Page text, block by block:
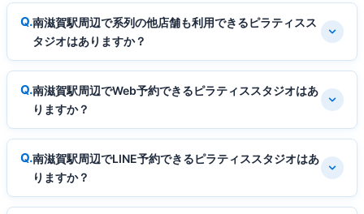
南滋賀駅周辺で系列の他店舗も利用できるピラティスス
タジオはありますか？
南滋賀駅周辺でWeb予約できるピラティススタジオはあ
りますか？
南滋賀駅周辺でLINE予約できるピラティススタジオはあ
りますか？